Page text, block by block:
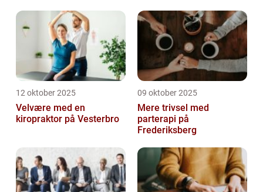
12 oktober 2025
Velvære med en
kiropraktor på Vesterbro
09 oktober 2025
Mere trivsel med
parterapi på
Frederiksberg